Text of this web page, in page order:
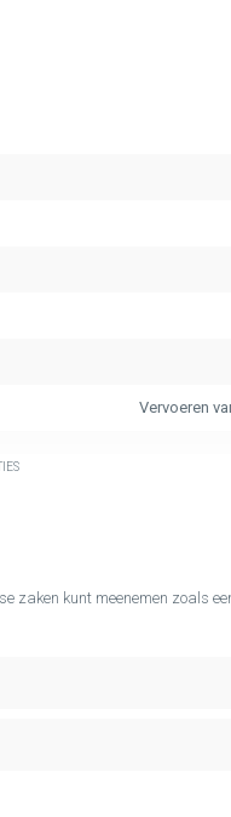
Vervoeren
zaken kunt meenemen zoals